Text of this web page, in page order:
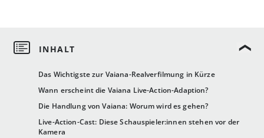
Das Wichtigste zur Vaiana-Realverfilmung in Kürze
Wann erscheint die Vaiana Live-Action-Adaption?
Die Handlung von Vaiana: Worum wird es gehen?
Live-Action-Cast: Diese Schauspieler:innen stehen vor der
Kamera